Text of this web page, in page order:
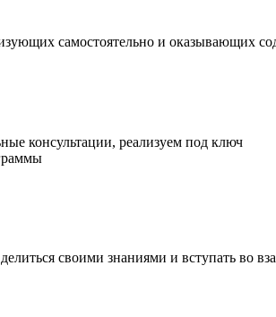
самостоятельно и оказывающих
консультации, реализуем под ключ
своими знаниями и вступать во